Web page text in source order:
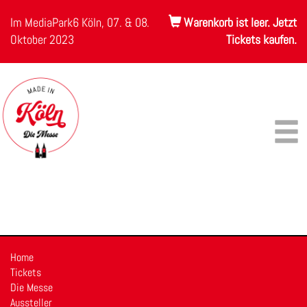
Im MediaPark6 Köln, 07. & 08.
Oktober 2023
Warenkorb ist leer. Jetzt
Tickets kaufen.
Home
Tickets
Die Messe
Aussteller